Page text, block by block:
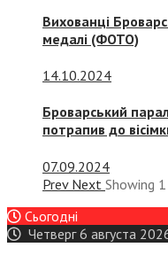
Вихованці
медалі (ФОТО)
14.10.2024
Броварський
потрапив до
07.09.2024
Prev Next Showing 1
Сьогодні
Четверг 6 августа